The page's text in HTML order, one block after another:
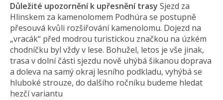
Důležité upozornění k upřesnění trasy Sjezd za
Hlinskem za kamenolomem Podhúra se postupně
přesouvá kvůli rozšiřování kamenolomu. Dojezd na
„vracák“ před modrou turistickou značkou na úzkém
chodníčku byl vždy v lese. Bohužel, letos je vše jinak,
trasa v dolní části sjezdu nově uhýbá šikanou doprava
a doleva na samý okraj lesního podkladu, vyhýbá se
hluboké strouze, do dalšího ročníku budeme hledat
hezčí variantu